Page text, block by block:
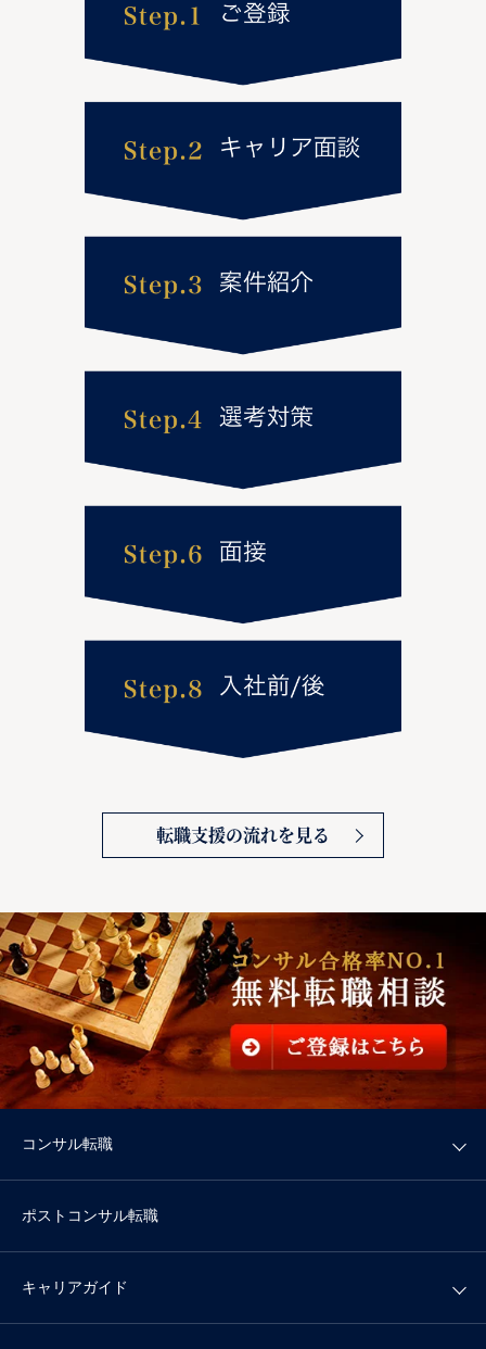
転職支援の流れを見る
コンサル転職
ポストコンサル転職
キャリアガイド